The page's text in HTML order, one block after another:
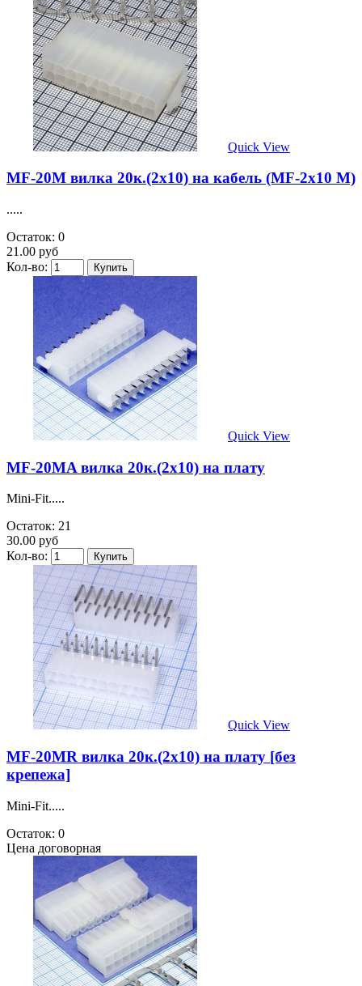
Quick View
MF-20M вилка 20к.(2х10) на кабель (MF-2x10 M)
.....
Остаток: 0
21.00 руб
Кол-во:
Quick View
MF-20MA вилка 20к.(2х10) на плату
Mini-Fit.....
Остаток: 21
30.00 руб
Кол-во:
Quick View
MF-20MR вилка 20к.(2х10) на плату [без
крепежа]
Mini-Fit.....
Остаток: 0
Цена договорная